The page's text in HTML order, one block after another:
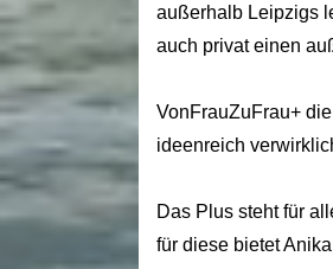
außerhalb Leipzigs
auch privat einen
VonFrauZuFrau+
ideenreich
Das Plus steht für
für diese bietet